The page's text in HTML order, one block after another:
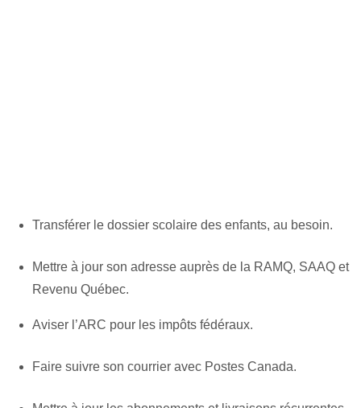
Transférer le dossier scolaire des enfants, au besoin.
Mettre à jour son adresse auprès de la RAMQ, SAAQ et
Revenu Québec.
Aviser l’ARC pour les impôts fédéraux.
Faire suivre son courrier avec Postes Canada.